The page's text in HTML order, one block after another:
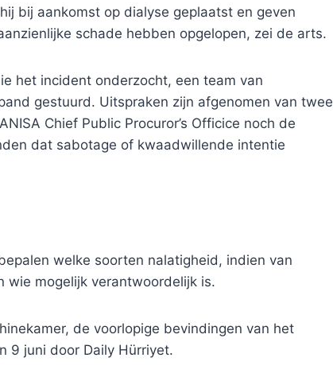
bij aankomst op dialyse geplaatst en geven
schade hebben opgelopen, zei de arts.
het incident onderzocht, een team van
gestuurd. Uitspraken zijn afgenomen van twee
Chief Public Procuror’s Officice noch de
dat sabotage of kwaadwillende intentie
welke soorten nalatigheid, indien van
wie mogelijk verantwoordelijk is.
de voorlopige bevindingen van het
9 juni door Daily Hürriyet.